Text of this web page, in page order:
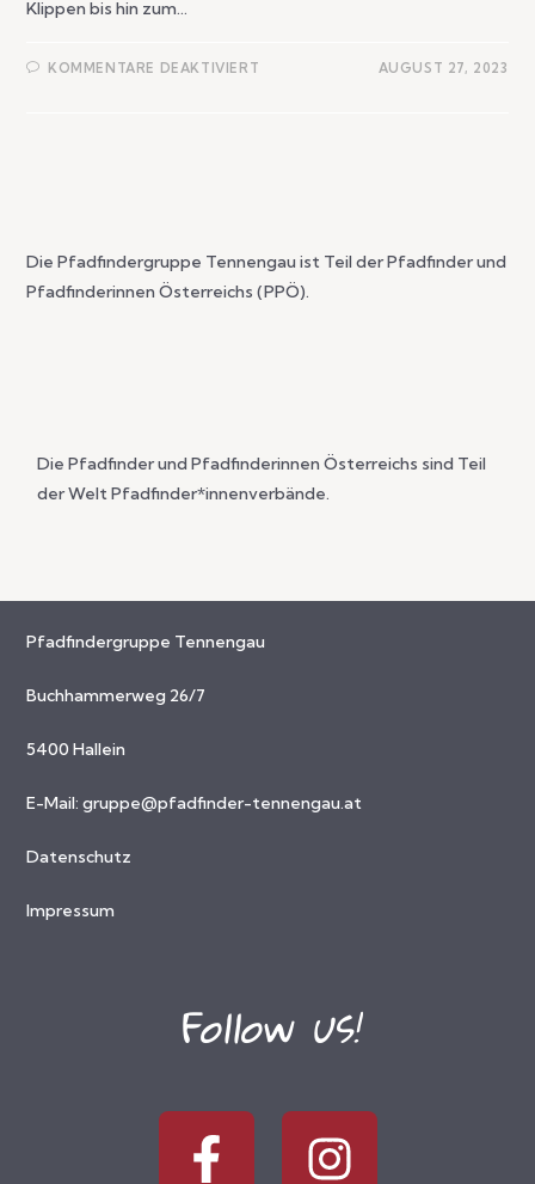
Klippen bis hin zum…
KOMMENTARE DEAKTIVIERT AUGUST 27, 2023
Die Pfadfindergruppe Tennengau ist Teil der Pfadfinder und
Pfadfinderinnen Österreichs (PPÖ).
Die Pfadfinder und Pfadfinderinnen Österreichs sind Teil
der Welt Pfadfinder*innenverbände.
Pfadfindergruppe Tennengau
Buchhammerweg 26/7
5400 Hallein
E-Mail:gruppe@pfadfinder-tennengau.at
Datenschutz
Impressum
Follow us!